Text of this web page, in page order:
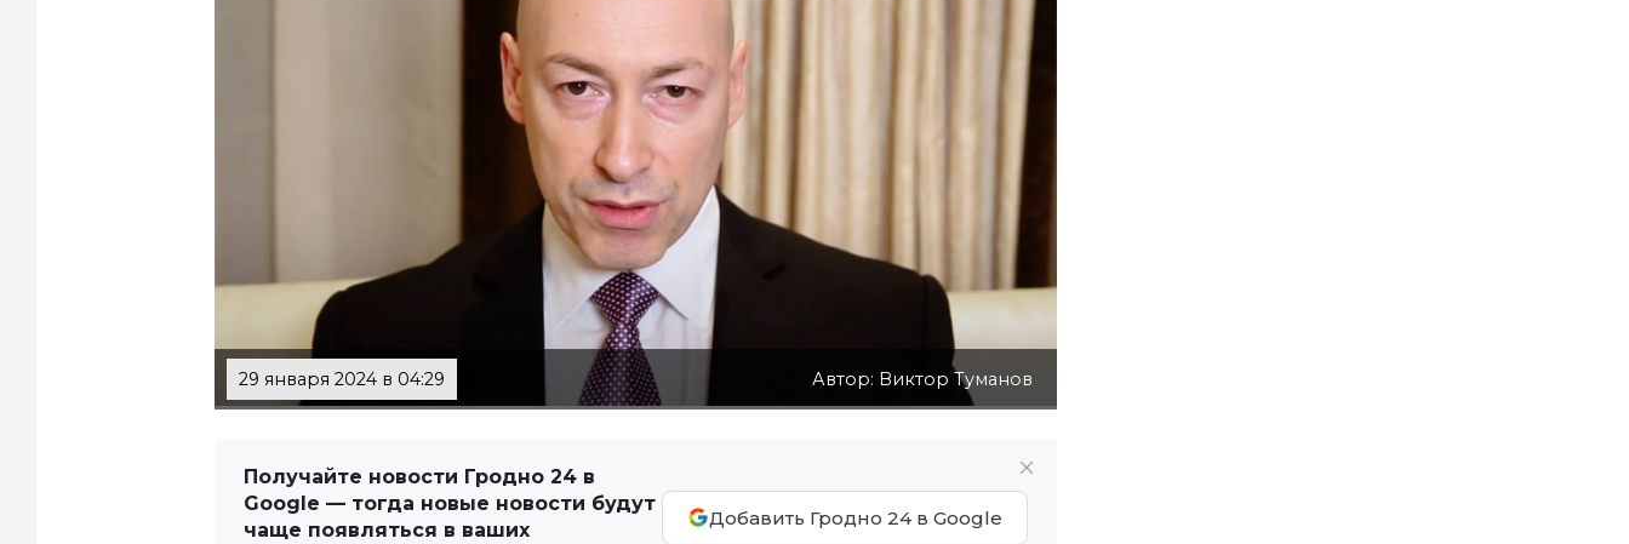
29 января 2024 в 04:29 Автор: Виктор Туманов
Получайте новости Гродно 24 в
Google — тогда новые новости будут
чаще появляться в ваших
Добавить Гродно 24 в Google